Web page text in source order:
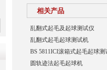
相关产品
乱翻式起毛及起球测试仪
乱翻式起毛起球测试机
BS 5811ICI滚箱式起毛起球测
圆轨迹法起毛起球机